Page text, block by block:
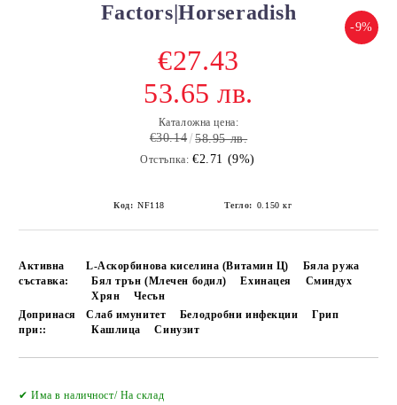
Factors|Horseradish
-9%
€27.43
53.65 лв.
Каталожна цена:
€30.14 58.95 лв.
Отстъпка: €2.71 (9%)
Код: NF118 Тегло: 0.150 кг
Активна
съставка:
L-Аскорбинова киселина (Витамин Ц)
Бяла ружа
Бял трън (Млечен бодил)
Ехинацея
Сминдух
Хрян
Чесън
Допринася
при::
Слаб имунитет Белодробни инфекции
Грип
Кашлица
Синузит
✔ Има в наличност/ На склад